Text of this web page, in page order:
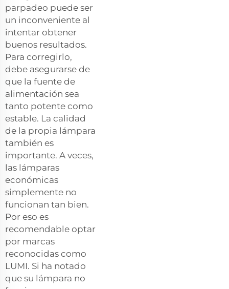
parpadeo puede ser
un inconveniente al
intentar obtener
buenos resultados.
Para corregirlo,
debe asegurarse de
que la fuente de
alimentación sea
tanto potente como
estable. La calidad
de la propia lámpara
también es
importante. A veces,
las lámparas
económicas
simplemente no
funcionan tan bien.
Por eso es
recomendable optar
por marcas
reconocidas como
LUMI. Si ha notado
que su lámpara no